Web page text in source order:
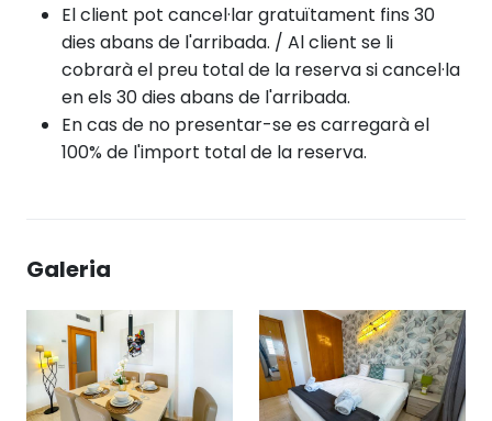
El client pot cancel·lar gratuïtament fins 30
dies abans de l'arribada. / Al client se li
cobrarà el preu total de la reserva si cancel·la
en els 30 dies abans de l'arribada.
En cas de no presentar-se es carregarà el
100% de l'import total de la reserva.
Galeria